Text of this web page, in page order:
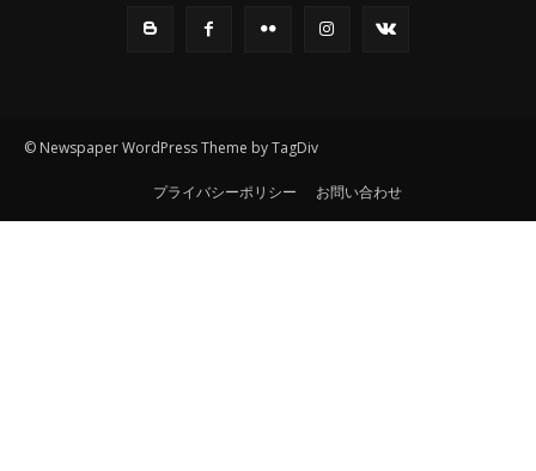
© Newspaper WordPress Theme by TagDiv
プライバシーポリシー お問い合わせ